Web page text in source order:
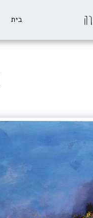
בית